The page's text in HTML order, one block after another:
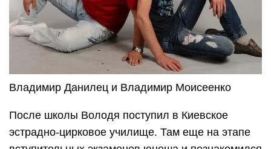
Владимир Данилец и Владимир Моисеенко
После школы Володя поступил в Киевское
эстрадно-цирковое училище. Там еще на этапе